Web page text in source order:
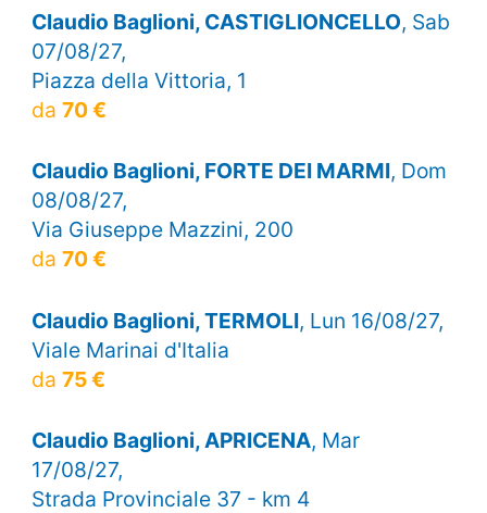
Claudio Baglioni, CASTIGLIONCELLO, Sab
07/08/27,
Piazza della Vittoria, 1
da 70 €
Claudio Baglioni, FORTE DEI MARMI, Dom
08/08/27,
Via Giuseppe Mazzini, 200
da 70 €
Claudio Baglioni, TERMOLI, Lun 16/08/27,
Viale Marinai d'Italia
da 75 €
Claudio Baglioni, APRICENA, Mar
17/08/27,
Strada Provinciale 37 - km 4